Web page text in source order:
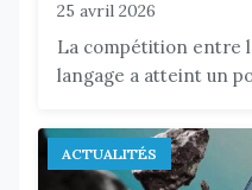
25 avril 2026
La compétition entre
langage a atteint un
ACTUALITÉS